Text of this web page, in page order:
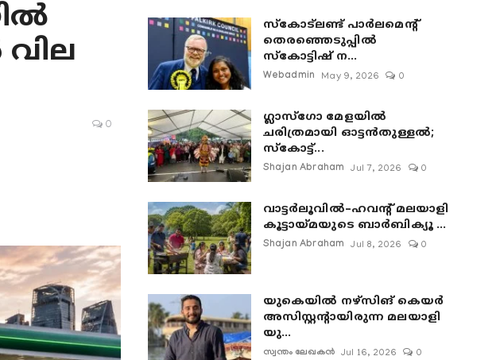
0
സ്കോട്ലണ്ട് പാർലമെന്റ്
തെരഞ്ഞെടുപ്പിൽ
സ്കോട്ടിഷ് ന...
Webadmin May 9, 2026 0
ഗ്ലാസ്‌ഗോ മേളയിൽ
ചരിത്രമായി ഓട്ടൻതുള്ളൽ;
സ്‌കോട്ട്...
Shajan Abraham Jul 7, 2026 0
വാട്ടർലൂവിൽ–ഹവന്റ് മലയാളി
കൂട്ടായ്മയുടെ ബാർബിക്യൂ ...
Shajan Abraham Jul 8, 2026 0
യുകെയിൽ നഴ്സിങ് കെയർ
അസിസ്റ്റന്റായിരുന്ന മലയാളി
യു...
സ്വന്തം ലേഖകൻ Jul 16, 2026 0